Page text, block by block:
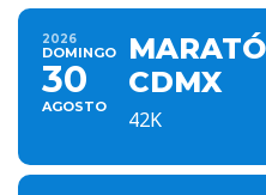
2026
DOMINGO
30
AGOSTO
CDMX
42K